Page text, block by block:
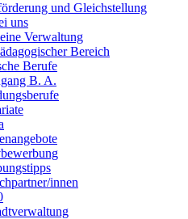
und Gleichstellung
uns
Verwaltung
Bereich
Berufe
B. A.
innen